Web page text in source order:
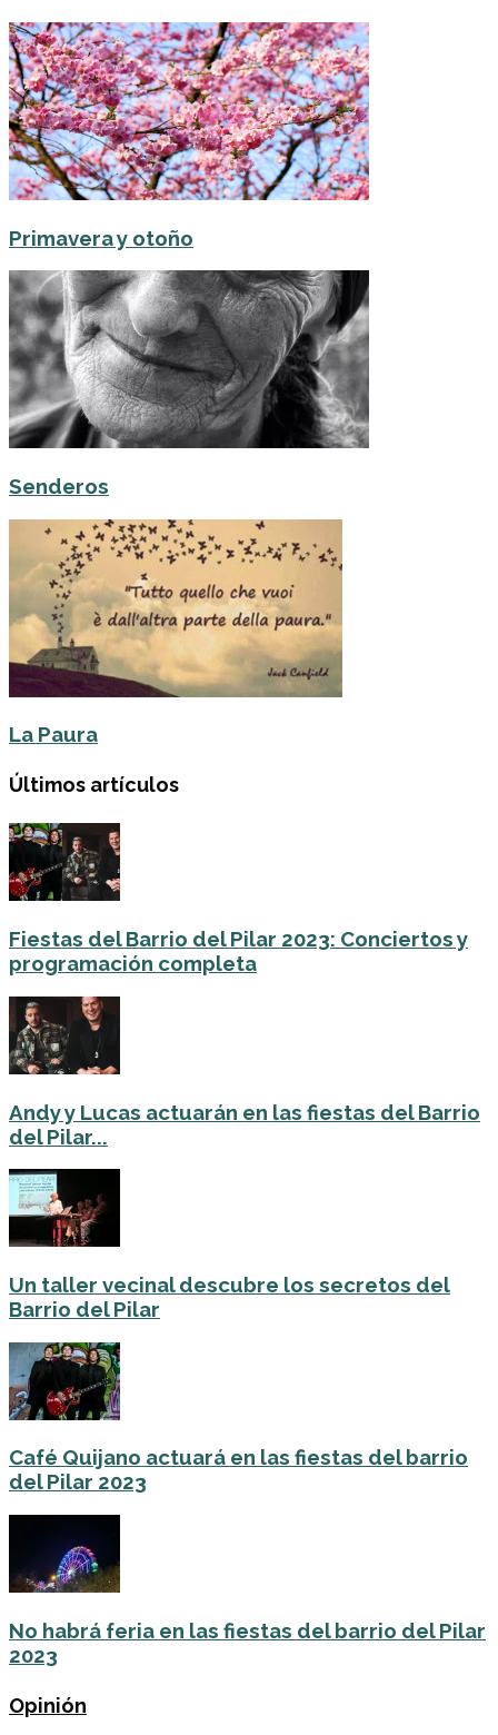
Primavera y otoño
Senderos
La Paura
Últimos artículos
Fiestas del Barrio del Pilar 2023: Conciertos y
programación completa
Andy y Lucas actuarán en las fiestas del Barrio
del Pilar...
Un taller vecinal descubre los secretos del
Barrio del Pilar
Café Quijano actuará en las fiestas del barrio
del Pilar 2023
No habrá feria en las fiestas del barrio del Pilar
2023
Opinión